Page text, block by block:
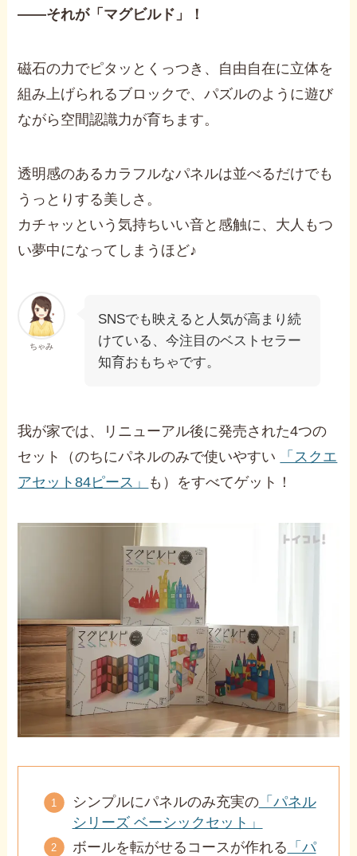
——それが「マグビルド」！
磁石の力でピタッとくっつき、自由自在に立体を
組み上げられるブロックで、パズルのように遊び
ながら空間認識力が育ちます。
透明感のあるカラフルなパネルは並べるだけでも
うっとりする美しさ。
カチャッという気持ちいい音と感触に、大人もつ
い夢中になってしまうほど♪
ちゃみ
SNSでも映えると人気が高まり続
けている、今注目のベストセラー
知育おもちゃです。
我が家では、リニューアル後に発売された4つの
セット（のちにパネルのみで使いやすい
「スクエ
アセット84ピース」
も）をすべてゲット！
シンプルにパネルのみ充実の「パネル
シリーズ ベーシックセット」
ボールを転がせるコースが作れる 「パ